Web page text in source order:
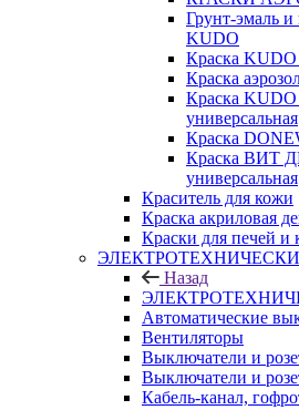
Грунт-эмаль и
KUDO
Краска KUDO
Краска
Краска KUDO
универсальная
Краска
Краска ВИТ
универсальная
Краситель для кожи
Краска акриловая
Краски для печей и
Назад
Автоматические
Вентиляторы
Выключатели и
Выключатели и
Кабель-канал,